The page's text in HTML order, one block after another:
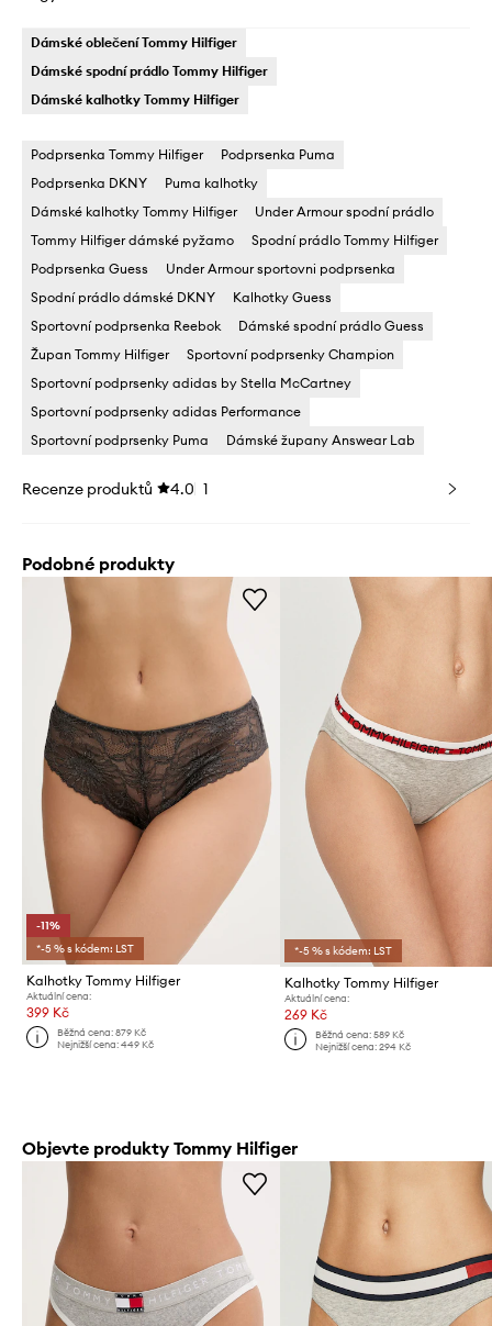
Dámské oblečení Tommy Hilfiger
Dámské spodní prádlo Tommy Hilfiger
Dámské kalhotky Tommy Hilfiger
Podprsenka Tommy Hilfiger
Podprsenka Puma
Podprsenka DKNY
Puma kalhotky
Dámské kalhotky Tommy Hilfiger
Under Armour spodní prádlo
Tommy Hilfiger dámské pyžamo
Spodní prádlo Tommy Hilfiger
Podprsenka Guess
Under Armour sportovni podprsenka
Spodní prádlo dámské DKNY
Kalhotky Guess
Sportovní podprsenka Reebok
Dámské spodní prádlo Guess
Župan Tommy Hilfiger
Sportovní podprsenky Champion
Sportovní podprsenky adidas by Stella McCartney
Sportovní podprsenky adidas Performance
Sportovní podprsenky Puma
Dámské župany Answear Lab
Recenze produktů 4.0 1
Podobné produkty
-11%
*-5 % s kódem: LST
Kalhotky Tommy Hilfiger
Aktuální cena:
399 Kč
Běžná cena:879 Kč
Nejnižší cena:449 Kč
*-5 % s kódem: LST
Kalhotky Tommy Hilfiger
Aktuální cena:
269 Kč
Běžná cena: 589 Kč
Nejnižší cena: 294 Kč
Objevte produkty Tommy Hilfiger